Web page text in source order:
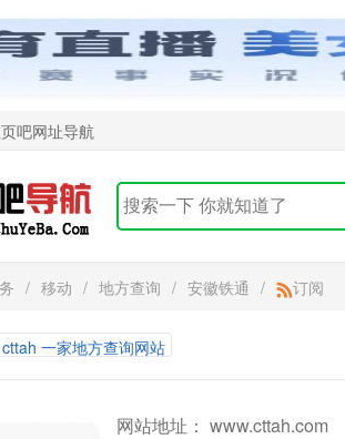
吧网址导航
/ 移动 / 地方查询 / 安徽铁通 / 订阅
cttah 一家地方查询网站
网站地址： www.cttah.com